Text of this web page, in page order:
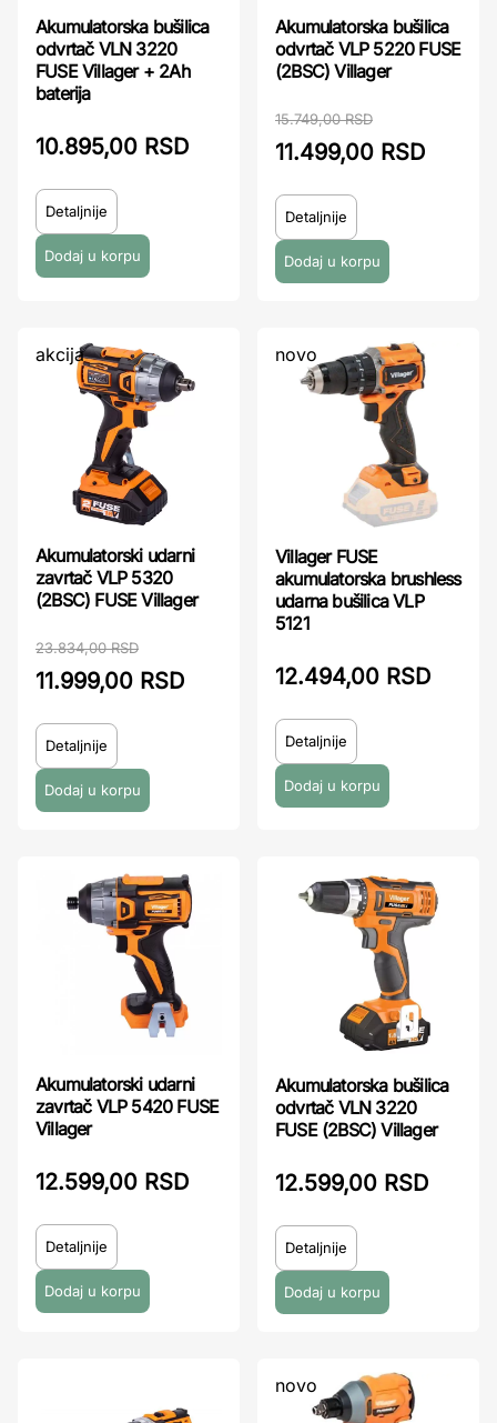
Akumulatorska bušilica
odvrtač VLN 3220
FUSE Villager + 2Ah
baterija
10.895,00 RSD
Detaljnije
Akumulatorska bušilica
odvrtač VLP 5220 FUSE
(2BSC) Villager
15.749,00 RSD
11.499,00 RSD
Detaljnije
akcija
Akumulatorski udarni
zavrtač VLP 5320
(2BSC) FUSE Villager
23.834,00 RSD
11.999,00 RSD
Detaljnije
novo
Villager FUSE
akumulatorska brushless
udarna bušilica VLP
5121
12.494,00 RSD
Detaljnije
Akumulatorski udarni
zavrtač VLP 5420 FUSE
Villager
12.599,00 RSD
Detaljnije
Akumulatorska bušilica
odvrtač VLN 3220
FUSE (2BSC) Villager
12.599,00 RSD
Detaljnije
novo